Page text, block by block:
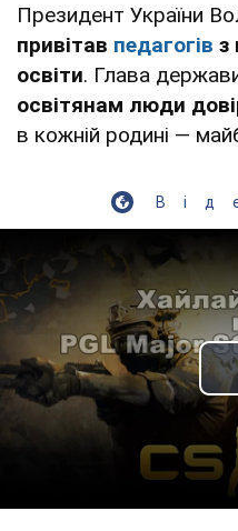
Президент України
привітав педагогів з
освіти. Глава
освітянам люди
в кожній родині —